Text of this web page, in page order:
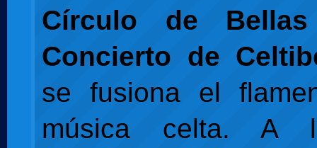
Círculo de
Concierto de
se fusiona el
música celta. A